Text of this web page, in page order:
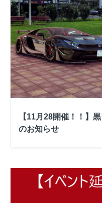
【11月28開催！！】
のお知らせ